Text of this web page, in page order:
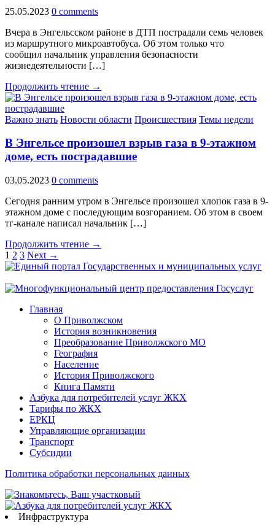
25.05.2023 0 comments
Вчера в Энгельсском районе в ДТП пострадали семь человек
из маршрутного микроавтобуса. Об этом только что
сообщил начальник управления безопасности
жизнедеятельности […]
Продолжить чтение →
Важно знать Новости области Происшествия Темы недели
В Энгельсе произошел взрыв газа в 9-этажном
доме, есть пострадавшие
03.05.2023 0 comments
Сегодня ранним утром в Энгельсе произошел хлопок газа в 9-
этажном доме с последующим возгоранием. Об этом в своем
тг-канале написал начальник […]
Продолжить чтение →
1 2 3 Next →
Главная
О Приволжском
История возникновения
Преобразование Приволжского МО
География
Население
История Приволжского
Книга Памяти
Азбука для потребителей услуг ЖКХ
Тарифы по ЖКХ
ЕРКЦ
Управляющие организации
Транспорт
Субсидии
Политика обработки персональных данных
Инфраструктура